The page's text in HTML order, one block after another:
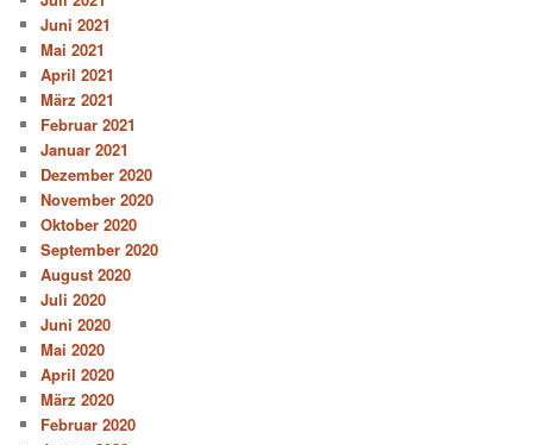
Juni 2021
Mai 2021
April 2021
März 2021
Februar 2021
Januar 2021
Dezember 2020
November 2020
Oktober 2020
September 2020
August 2020
Juli 2020
Juni 2020
Mai 2020
April 2020
März 2020
Februar 2020